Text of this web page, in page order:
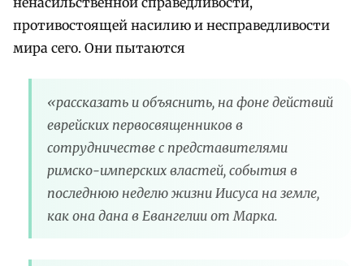
противостоящей насилию и несправедливости
мира сего. Они пытаются
«рассказать и объяснить, на фоне действий
еврейских первосвященников в
сотрудничестве с представителями
римско-имперских властей, события в
последнюю неделю жизни Иисуса на земле,
как она дана в Евангелии от Марка.